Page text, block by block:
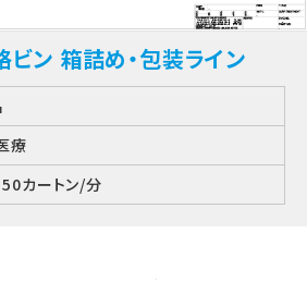
ン 箱詰め・包装ライン
療
カートン/分